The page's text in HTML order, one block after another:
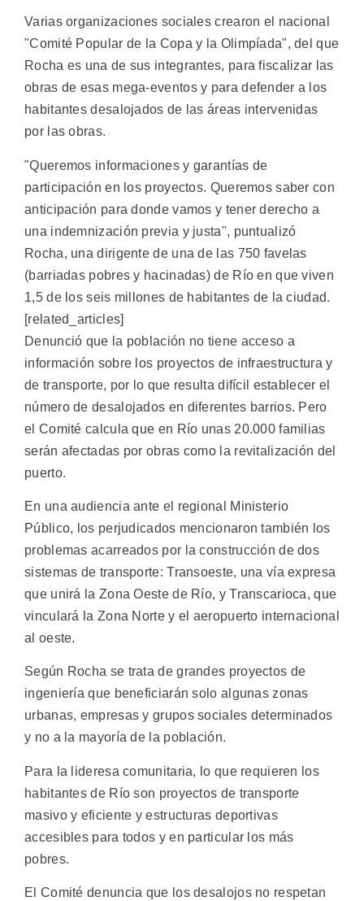
Varias organizaciones sociales crearon el nacional
"Comité Popular de la Copa y la Olimpíada", del que
Rocha es una de sus integrantes, para fiscalizar las
obras de esas mega-eventos y para defender a los
habitantes desalojados de las áreas intervenidas
por las obras.
"Queremos informaciones y garantías de
participación en los proyectos. Queremos saber con
anticipación para donde vamos y tener derecho a
una indemnización previa y justa", puntualizó
Rocha, una dirigente de una de las 750 favelas
(barriadas pobres y hacinadas) de Río en que viven
1,5 de los seis millones de habitantes de la ciudad.
[related_articles]
Denunció que la población no tiene acceso a
información sobre los proyectos de infraestructura y
de transporte, por lo que resulta difícil establecer el
número de desalojados en diferentes barrios. Pero
el Comité calcula que en Río unas 20.000 familias
serán afectadas por obras como la revitalización del
puerto.
En una audiencia ante el regional Ministerio
Público, los perjudicados mencionaron también los
problemas acarreados por la construcción de dos
sistemas de transporte: Transoeste, una vía expresa
que unirá la Zona Oeste de Río, y Transcarioca, que
vinculará la Zona Norte y el aeropuerto internacional
al oeste.
Según Rocha se trata de grandes proyectos de
ingeniería que beneficiarán solo algunas zonas
urbanas, empresas y grupos sociales determinados
y no a la mayoría de la población.
Para la lideresa comunitaria, lo que requieren los
habitantes de Río son proyectos de transporte
masivo y eficiente y estructuras deportivas
accesibles para todos y en particular los más
pobres.
El Comité denuncia que los desalojos no respetan